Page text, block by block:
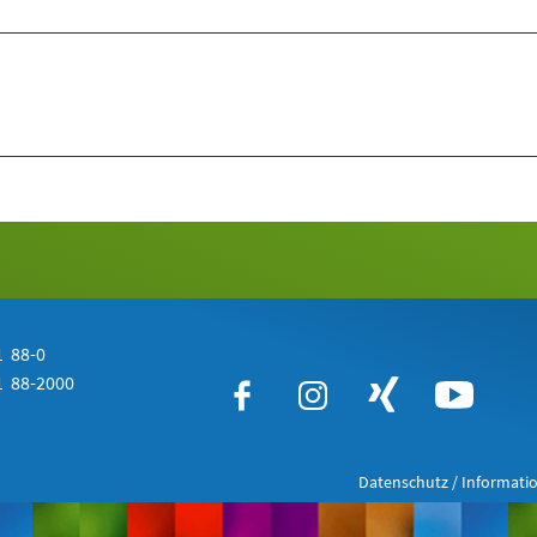
88-0
88-2000
Datenschutz /